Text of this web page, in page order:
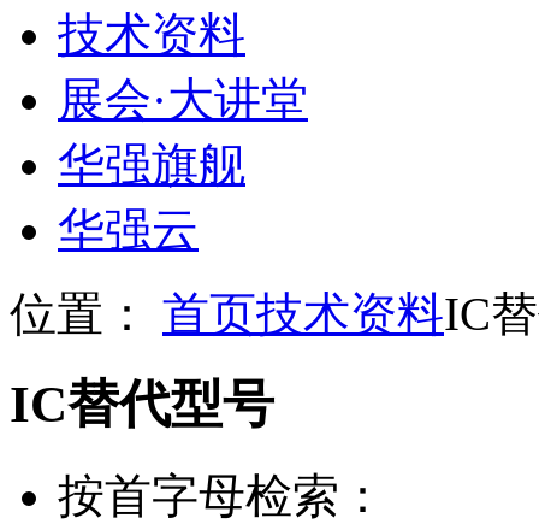
技术资料
展会·大讲堂
华强旗舰
华强云
位置： 首页技术资料IC
IC替代型号
按首字母检索：